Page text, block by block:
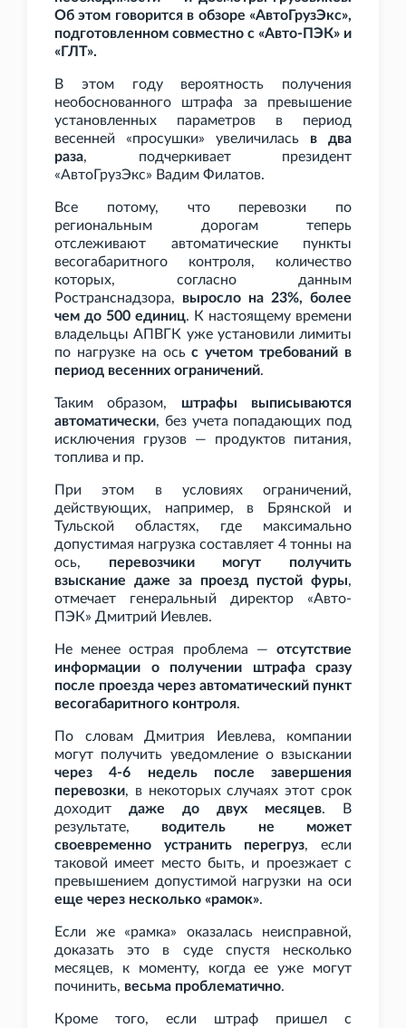
Об этом говорится в обзоре «АвтоГрузЭкс»,
подготовленном совместно с «Авто-ПЭК» и
«ГЛТ».
В этом году вероятность получения
необоснованного штрафа за превышение
установленных параметров в период
весенней «просушки» увеличилась в два
раза, подчеркивает президент
«АвтоГрузЭкс» Вадим Филатов.
Все потому, что перевозки по
региональным дорогам теперь
отслеживают автоматические пункты
весогабаритного контроля, количество
которых, согласно данным
Ространснадзора, выросло на 23%, более
чем до 500 единиц. К настоящему времени
владельцы АПВГК уже установили лимиты
по нагрузке на осьс учетом требований в
период весенних ограничений.
Таким образом, штрафы выписываются
автоматически, без учета попадающих под
исключения грузов — продуктов питания,
топлива и пр.
При этом в условиях ограничений,
действующих, например, в Брянской и
Тульской областях, где максимально
допустимая нагрузка составляет 4 тонны на
ось, перевозчики могут получить
взыскание даже за проезд пустой фуры,
отмечает генеральный директор «Авто-
ПЭК» Дмитрий Иевлев.
Не менее острая проблема — отсутствие
информации о получении штрафа сразу
после проезда через автоматический пункт
весогабаритного контроля.
По словам Дмитрия Иевлева, компании
могут получить уведомление о взыскании
через 4-6 недель после завершения
перевозки, в некоторых случаях этот срок
доходит даже до двух месяцев. В
результате, водитель не может
своевременно устранить перегруз, если
таковой имеет место быть, и проезжает с
превышением допустимой нагрузки на оси
еще через несколько «рамок».
Если же «рамка» оказалась неисправной,
доказать это в суде спустя несколько
месяцев, к моменту, когда ее уже могут
починить, весьма проблематично.
Кроме того, если штраф пришел с